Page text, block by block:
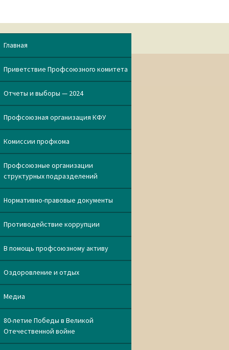
Главная
Приветствие Профсоюзного комитета
Отчеты и выборы — 2024
Профсоюзная организация КФУ
Комиссии профкома
Профсоюзные организации
структурных подразделений
Нормативно-правовые документы
Противодействие коррупции
В помощь профсоюзному активу
Оздоровление и отдых
Медиа
80-летие Победы в Великой
Отечественной войне